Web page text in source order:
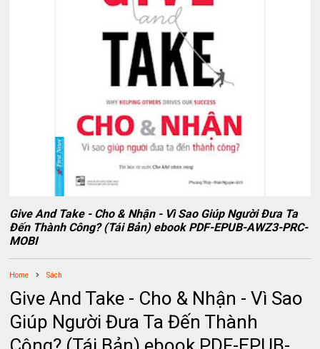
Give And Take - Cho & Nhận - Vì Sao Giúp Người Đưa Ta
Đến Thành Công? (Tái Bản) ebook PDF-EPUB-AWZ3-PRC-
MOBI
Home Sách
Give And Take - Cho & Nhận - Vì Sao
Giúp Người Đưa Ta Đến Thành